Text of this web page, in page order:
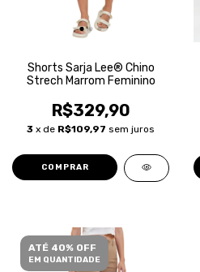
Shorts Sarja Lee® Chino
Strech Marrom Feminino
R$329,90
3 x de R$109,97 sem juros
COMPRAR
ATÉ 40% OFF
EM QUANTIDADE